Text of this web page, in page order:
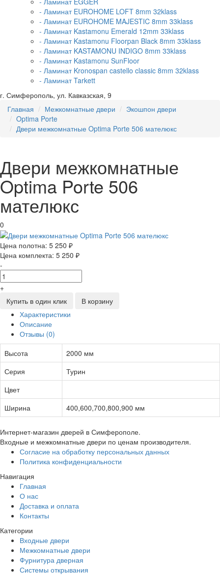
- Ламинат EUROHOME LOFT 8mm 32klass
- Ламинат EUROHOME MAJESTIC 8mm 33klass
- Ламинат Kastamonu Emerald 12mm 33klass
- Ламинат Kastamonu Floorpan Black 8mm 33klass
- Ламинат KASTAMONU INDIGO 8mm 33klass
- Ламинат Kastamonu SunFloor
- Ламинат Kronospan castello classic 8mm 32klass
- Ламинат Tarkett
г. Симферополь, ул. Кавказская, 9
Главная
Межкомнатные двери
Экошпон двери
Optima Porte
Двери межкомнатные Optima Porte 506 мателюкс
Двери межкомнатные
Optima Porte 506
мателюкс
0
Цена полотна: 5 250 ₽
Цена комплекта: 5 250 ₽
-
+
Купить в один клик
В корзину
Характеристики
Описание
Отзывы (0)
Высота
2000 мм
Серия
Турин
Цвет
Ширина
400,600,700,800,900 мм
Интернет-магазин дверей в Симферополе.
Входные и межкомнатные двери по ценам производителя.
Согласие на обработку персональных данных
Политика конфиденциальности
Навигация
Главная
О нас
Доставка и оплата
Контакты
Категории
Входные двери
Межкомнатные двери
Фурнитура дверная
Системы открывания